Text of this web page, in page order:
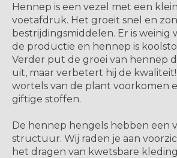
Hennep is een vezel met een
voetafdruk. Het groeit snel en
bestrijdingsmiddelen. Er is weinig
de productie en hennep is
Verder put de groei van hennep
uit, maar verbetert hij de
wortels van de plant voorkomen
giftige stoffen.
De hennep hengels hebben een
structuur. Wij raden je aan
het dragen van kwetsbare